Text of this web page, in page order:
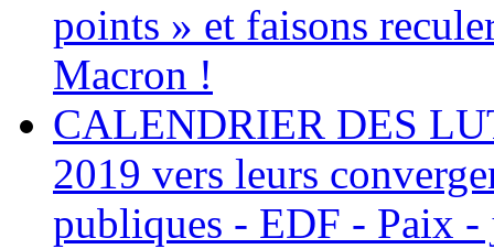
points » et faisons
Macron !
CALENDRIER DES
2019 vers leurs
publiques - EDF - Paix